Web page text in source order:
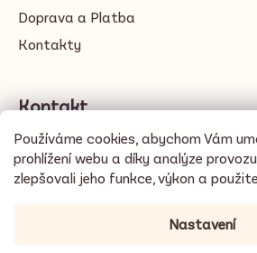
Používáme cookies, abychom Vám
prohlížení webu a díky analýze
zlepšovali jeho funkce, výkon a
Nastavení
Doprava a Platba
Kontakty
Kontakt
info@cacayo.love